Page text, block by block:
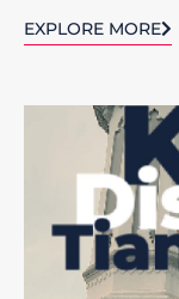
EXPLORE MORE